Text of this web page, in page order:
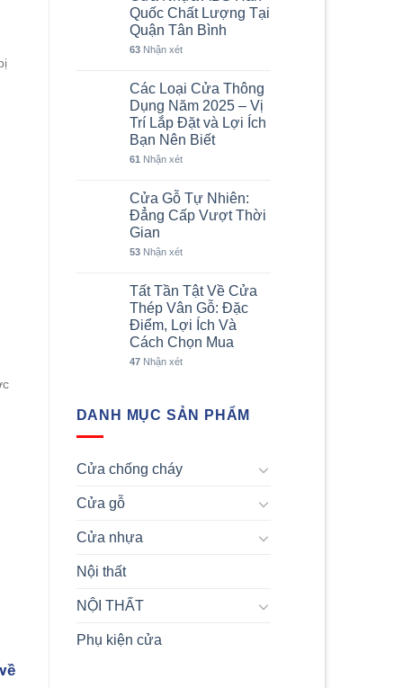
Quốc Chất Lượng Tại
Quận Tân Bình
63Nhận xét
Các Loại Cửa Thông
Dụng Năm 2025 – Vị
Trí Lắp Đặt và Lợi Ích
Bạn Nên Biết
61 Nhận xét
Cửa Gỗ Tự Nhiên:
Đẳng Cấp Vượt Thời
Gian
53Nhận xét
Tất Tần Tật Về Cửa
Thép Vân Gỗ: Đặc
Điểm, Lợi Ích Và
Cách Chọn Mua
47Nhận xét
DANH MỤC SẢN PHẨM
Cửa chống cháy
Cửa gỗ
Cửa nhựa
Nội thất
NỘI THẤT
Phụ kiện cửa